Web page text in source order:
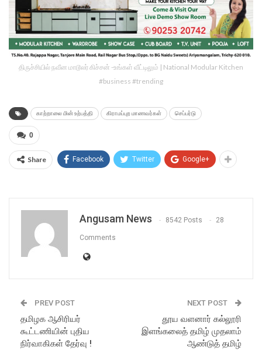
திருச்சியில் நவீன மாடூலர் கிச்சன் -உங்கள் வீட்டிலும் | National Modular Kitchen
#business #trending
காற்றாலை மின் உற்பத்தி கிராமப்புற மாணவர்கள் செப்பர்டு
0
Share Facebook Twitter Google+
Angusam News 8542 Posts 28
Comments
PREV POST
தமிழக ஆசிரியர்
கூட்டணியின் புதிய
நிர்வாகிகள் தேர்வு !
NEXT POST
தூய வளனார் கல்லூரி
இளங்கலைத் தமிழ் முதலாம்
ஆண்டுத் தமிழ்